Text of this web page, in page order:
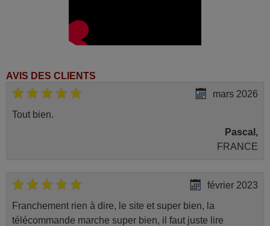
AVIS DES CLIENTS
mars 2026
Tout bien.
Pascal,
FRANCE
février 2023
Franchement rien à dire, le site et super bien, la
télécommande marche super bien, il faut juste lire